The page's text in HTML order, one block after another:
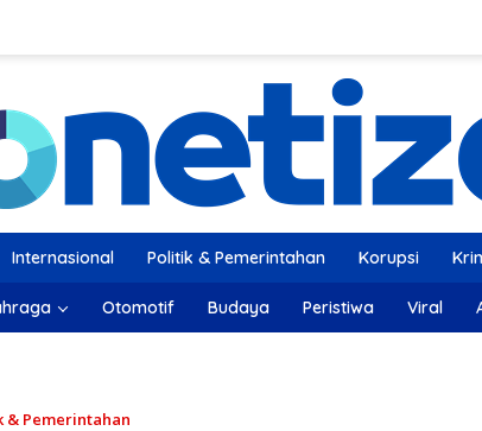
Internasional Politik & Pemerintahan Korupsi
Otomotif Budaya Peristiwa Viral
& Pemerintahan